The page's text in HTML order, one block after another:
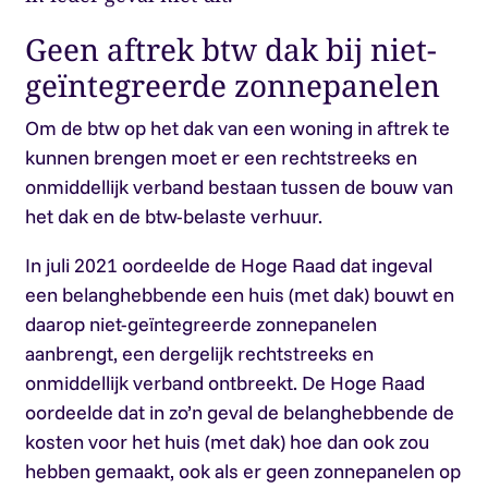
Geen aftrek btw dak bij niet-
geïntegreerde zonnepanelen
Om de btw op het dak van een woning in aftrek te
kunnen brengen moet er een rechtstreeks en
onmiddellijk verband bestaan tussen de bouw van
het dak en de btw-belaste verhuur.
In juli 2021 oordeelde de Hoge Raad dat ingeval
een belanghebbende een huis (met dak) bouwt en
daarop niet-geïntegreerde zonnepanelen
aanbrengt, een dergelijk rechtstreeks en
onmiddellijk verband ontbreekt. De Hoge Raad
oordeelde dat in zo’n geval de belanghebbende de
kosten voor het huis (met dak) hoe dan ook zou
hebben gemaakt, ook als er geen zonnepanelen op